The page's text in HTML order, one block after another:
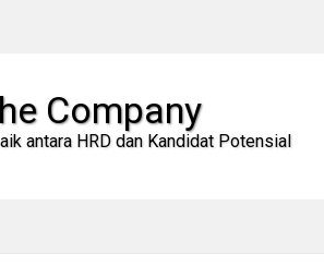
Company
antara HRD dan Kandidat Potensial